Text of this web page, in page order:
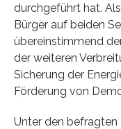
durchgeführt hat.
Bürger auf beiden
übereinstimmend
der weiteren
Sicherung der
Förderung von
Unter den befragten